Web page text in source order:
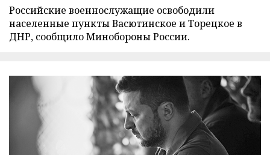
Российские военнослужащие освободили
населенные пункты Васютинское и Торецкое в
ДНР, сообщило Минобороны России.